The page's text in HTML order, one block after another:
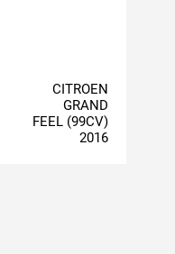
CITROEN
GRAND
FEEL (99CV)
2016